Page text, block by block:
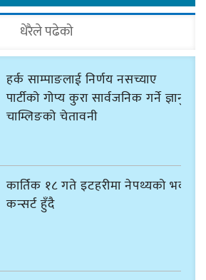
धेरैले पढेको
हर्क साम्पाङलाई निर्णय नसच्याए
पार्टीको गोप्य कुरा सार्वजनिक गर्ने ज्ञानु
चाम्लिङको चेतावनी
कार्तिक १८ गते इटहरीमा नेपथ्यको भव्य
कन्सर्ट हुँदै